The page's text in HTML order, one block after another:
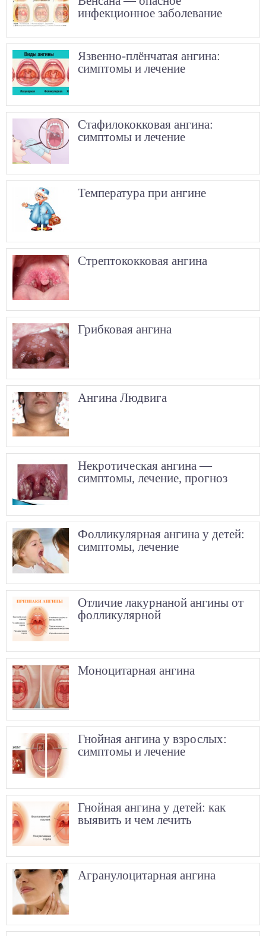
инфекционное заболевание
Язвенно-плёнчатая ангина:
симптомы и лечение
Стафилококковая ангина:
симптомы и лечение
Температура при ангине
Стрептококковая ангина
Грибковая ангина
Ангина Людвига
Некротическая ангина —
симптомы, лечение, прогноз
Фолликулярная ангина у детей:
симптомы, лечение
Отличие лакурнаной ангины от
фолликулярной
Моноцитарная ангина
Гнойная ангина у взрослых:
симптомы и лечение
Гнойная ангина у детей: как
выявить и чем лечить
Агранулоцитарная ангина